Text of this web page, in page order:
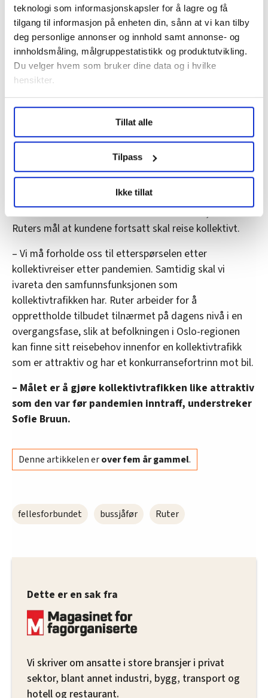
teknologi som informasjonskapsler for å lagre og få
tilgang til informasjon på enheten din, sånn at vi kan tilby
deg personlige annonser og innhold samt annonse- og
innholdsmåling, målgruppestatistikk og produktutvikling.
Du velger hvem som bruker dine data og i hvilke
hensikter.
Undermer infokan du lese om hvordan dine personlige
data behandles og hvordan du kan velge hvordan de skal
brukes. Du kan hele tiden endre eller trekke tilbake ditt
samtykke fra erklæringen om informasjonskapsler.
LO Medias publikasjoner frifagbevegelse.no, hk-nytt.no
og fontene.no bruker informasjonskapsler (cookies) for å
lære hvordan våre nettsider blir brukt slik at vi tilby
relevant innhold, tilpassede annonser og utarbeide
Vi deler bare informasjon om hvordan du bruker
nettstedet med LO Medias egne samarbeidspartnere
innenfor analyse og annonsering. Disse er angitt i
oversikten lengre ned på denne siden.
Tillat alle
Tilpass
Ikke tillat
Prognosene er nedjustert
Pressevakt Sofie Bruun i Ruter, skriver til Magasinet for
fagorganiserte at det ikke er besluttet noen tiltak.
– Prognosene er også nedjustert, gitt den store
usikkerheten knyttet til hvor lenge pandemien
med gjeldende restriksjoner vil vare
uten å ville konkretisere hvilke prognoser Ruter jobber
Bruun forklarer at selv om pandemien har gitt
kollektivtransporten økonomiske utfordringer, og
reisemønstrene kan bli annerledes framover, så er
Ruters mål at kundene fortsatt skal reise kollektivt.
– Vi må forholde oss til etterspørselen etter
kollektivreiser etter pandemien. Samtidig skal vi
ivareta den samfunnsfunksjonen som
kollektivtrafikken har. Ruter arbeider for å
opprettholde tilbudet tilnærmet på dagens nivå i en
overgangsfase, slik at befolkningen i Oslo-regionen
kan finne sitt reisebehov innenfor en kollektivtrafikk
som er attraktiv og har et konkurransefortrinn mot bil.
– Målet er å gjøre kollektivtrafikken like attraktiv
som den var før pandemien inntraff, understreker
Sofie Bruun.
Denne artikkelen erover fem år gammel.
fellesforbundet bussjåfør Ruter
Dette er en sak fra
Vi skriver om ansatte i store bransjer i privat
sektor, blant annet industri, bygg, transport og
hotell og restaurant.